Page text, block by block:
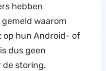
hebben
waarom
op hun Android- of
dus geen
de storing.